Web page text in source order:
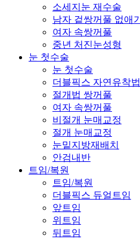
소세지눈 재수술
남자 겉쌍꺼풀 없애기
여자 속쌍꺼풀
중년 처진눈성형
눈 첫수술
눈 첫수술
더블픽스 자연유착법
절개법 쌍꺼풀
여자 속쌍꺼풀
비절개 눈매교정
절개 눈매교정
눈밑지방재배치
안검내반
트임/복원
트임/복원
더블픽스 듀얼트임
앞트임
위트임
뒤트임